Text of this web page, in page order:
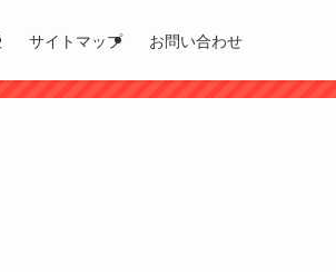
サイトマップ お問い合わせ